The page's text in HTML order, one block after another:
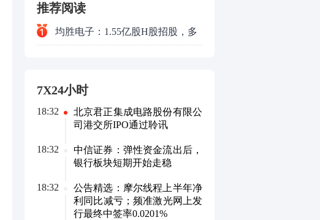
推荐阅读
均胜电子：1.55亿股H股招股，多
7X24小时
18:32
北京君正集成电路股份有限公
司港交所IPO通过聆讯
18:32
中信证券：弹性资金流出后，
银行板块短期开始走稳
18:32
公告精选：摩尔线程上半年净
利同比减亏；频准激光网上发
行最终中签率0.0201%